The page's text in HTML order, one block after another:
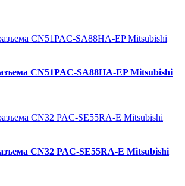
CN51PAC-SA88HA-EP Mitsubishi
CN32 PAC-SE55RA-E Mitsubishi